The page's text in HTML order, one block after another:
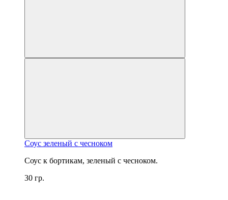
Соус зеленый с чесноком
Соус к бортикам, зеленый с чесноком.
30 гр.